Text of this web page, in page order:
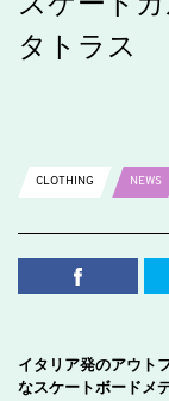
タトラス
CLOTHING
NEWS
イタリア発のアウト
なスケートボードメ